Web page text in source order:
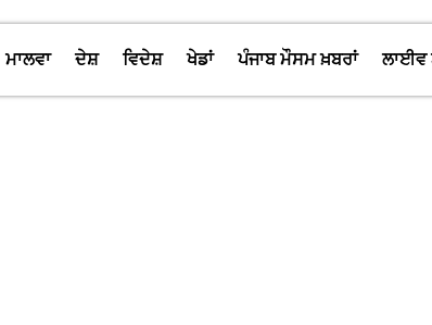
ਮਾਲਵਾ ਦੇਸ਼ ਵਿਦੇਸ਼ ਖੇਡਾਂ ਪੰਜਾਬ ਮੌਸਮ ਖ਼ਬਰਾਂ ਲਾਈਵ